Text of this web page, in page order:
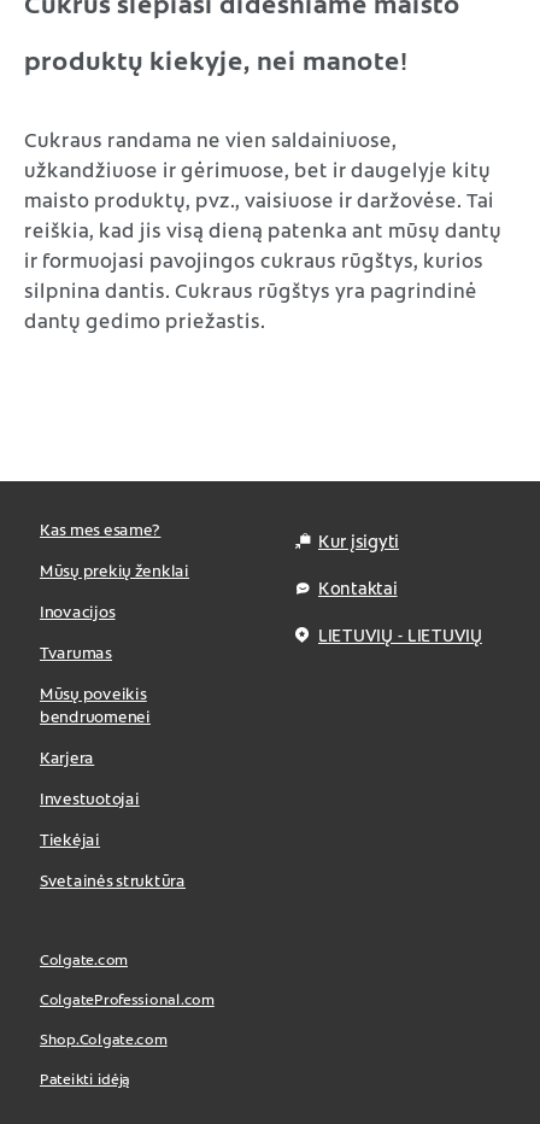
produktų kiekyje, nei manote!
Cukraus randama ne vien saldainiuose,
užkandžiuose ir gėrimuose, bet ir daugelyje kitų
maisto produktų, pvz., vaisiuose ir daržovėse. Tai
reiškia, kad jis visą dieną patenka ant mūsų dantų
ir formuojasi pavojingos cukraus rūgštys, kurios
silpnina dantis. Cukraus rūgštys yra pagrindinė
dantų gedimo priežastis.
Kas mes esame?
Mūsų prekių ženklai
Inovacijos
Tvarumas
Mūsų poveikis
bendruomenei
Karjera
Investuotojai
Tiekėjai
Svetainės struktūra
Kur įsigyti
Kontaktai
LIETUVIŲ - LIETUVIŲ
Colgate.com
ColgateProfessional.com
Shop.Colgate.com
Pateikti idėją